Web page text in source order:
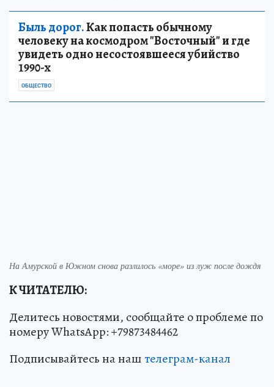
Быль дорог.Как попасть обычному
человеку на космодром "Восточный" и где
увидеть одно несостоявшееся убийство
1990-х
ОБЩЕСТВО
На Амурской в Южном снова разлилось «море» из луж после дождя
К ЧИТАТЕЛЮ:
Делитесь новостями, сообщайте о проблеме по
номеру WhatsApp: +79873484462
Подписывайтесь на наштелеграм-канал